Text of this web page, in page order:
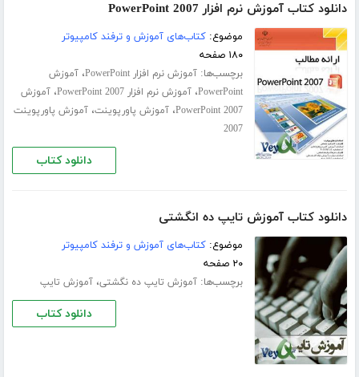
دانلود کتاب آموزش نرم افزار PowerPoint 2007
موضوع:کتاب‌های آموزش و ترفند کامپیوتر
۱۸۰ صفحه
برچسب‌ها:آموزش نرم افزار PowerPoint ،آموزش
PowerPoint،آموزش نرم افزار PowerPoint 2007 ،آموزش
PowerPoint 2007،آموزش پاورپوینت،آموزش پاورپوینت
2007
دانلود کتاب
دانلود کتاب آموزش تایپ ده انگشتی
موضوع:کتاب‌های آموزش و ترفند کامپیوتر
۲۰ صفحه
برچسب‌ها:آموزش تایپ ده‌ نگشتی،آموزش تایپ
دانلود کتاب